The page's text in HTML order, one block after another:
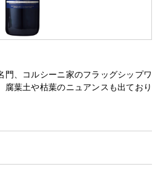
、コルシーニ家のフラッグシップワ
腐葉土や枯葉のニュアンスも出ており